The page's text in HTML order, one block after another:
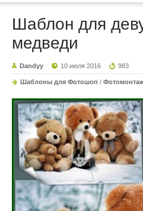
Шаблон для
медведи
Dandyy 10 июля 2016 983
Шаблоны для Фотошоп /